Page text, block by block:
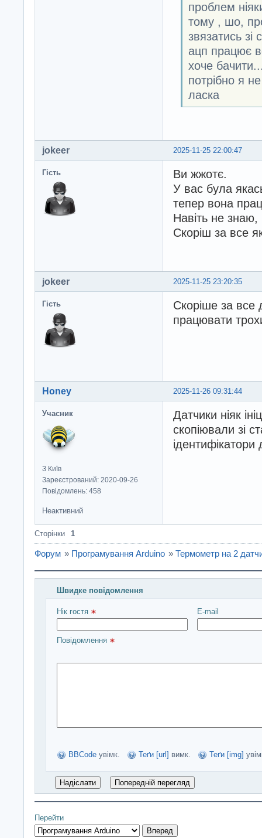
проблем
тому , шо,
звязатись
ацп працює
хоче
потрібно я
ласка
2025-11-25 22:00:47
jokeer
Гість
Ви жжотє.
У вас була
тепер вона
Навіть не
Скоріш за все
2025-11-25 23:20:35
jokeer
Гість
Скоріше за все
працювати
2025-11-26 09:31:44
Honey
Учасник
З Київ
Зареєстрований: 2020-09-26
Повідомлень: 458
Датчики ніяк
скопіювали зі
ідентифікатори
Неактивний
Сторінки 1
Форум » Програмування Arduino » Термометр на 2
Швидке повідомлення
Введіть повідомлення і натисніть Надіслати
Нік гостя E-mail
Повідомлення
BBCode увімк. Теґи [url] вимк. Теґи [img]
Перейти